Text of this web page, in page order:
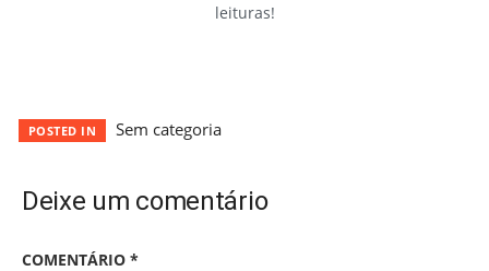
leituras!
POSTED IN Sem categoria
Deixe um comentário
COMENTÁRIO *